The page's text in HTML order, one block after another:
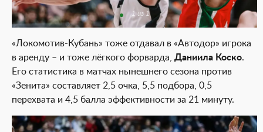
1 из 1
«Локомотив-Кубань» тоже отдавал в «Автодор» игрока
в аренду – и тоже лёгкого форварда, Даниила Коско.
Его статистика в матчах нынешнего сезона против
«Зенита» составляет 2,5 очка, 5,5 подбора, 0,5
перехвата и 4,5 балла эффективности за 21 минуту.